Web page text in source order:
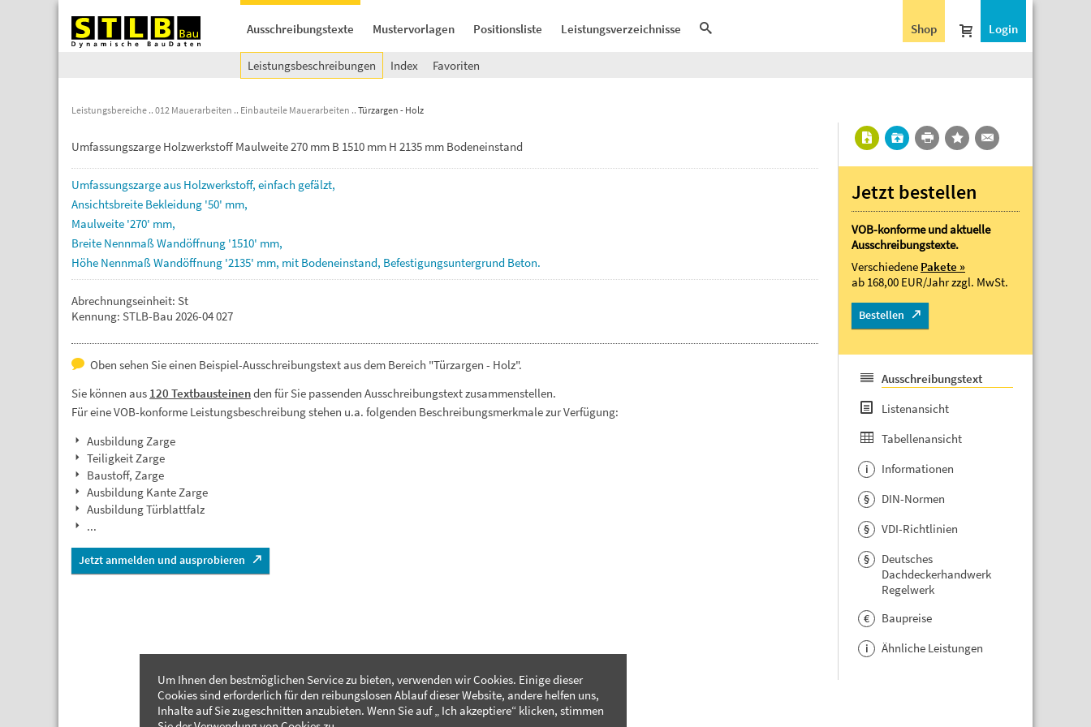
Ausschreibungstexte Mustervorlagen Positionsliste Leistungsverzeichnisse Login
Shop
Leistungsbeschreibungen Index Favoriten
Leistungsbereiche 012 Mauerarbeiten Einbauteile Mauerarbeiten Türzargen - Holz
Umfassungszarge Holzwerkstoff Maulweite 270 mm B 1510 mm H 2135 mm Bodeneinstand
Umfassungszargeaus Holzwerkstoff, einfach gefälzt,
Ansichtsbreite Bekleidung '50' mm,
Maulweite '270' mm,
Breite NennmaßWandöffnung '1510' mm,
Höhe NennmaßWandöffnung '2135' mm, mit Bodeneinstand, Befestigungsuntergrund Beton.
Abrechnungseinheit: St
Kennung: STLB-Bau 2026-04 027
Oben sehen Sie einen Beispiel-Ausschreibungstext aus dem Bereich "Türzargen - Holz".
Sie können aus 120 Textbausteinenden für Sie passenden Ausschreibungstext zusammenstellen.
Für eine VOB-konforme Leistungsbeschreibung stehen u.a. folgenden Beschreibungsmerkmale zur Verfügung:
Ausbildung Zarge
Teiligkeit Zarge
Baustoff, Zarge
Ausbildung Kante Zarge
Ausbildung Türblattfalz
...
Jetzt anmelden und ausprobieren
Jetzt bestellen
VOB-konforme und aktuelle
Ausschreibungstexte.
Verschiedene Pakete »
ab 168,00 EUR/Jahrzzgl. MwSt.
Bestellen
Ausschreibungstext
Listenansicht
Tabellenansicht
i Informationen
§ DIN-Normen
§ VDI-Richtlinien
§
Deutsches
Dachdeckerhandwerk
Regelwerk
€ Baupreise
i Ähnliche Leistungen
Um Ihnen den bestmöglichen Service zu bieten, verwenden wir Cookies. Einige dieser
Cookies sind erforderlich für den reibungslosen Ablauf dieser Website, andere helfen uns,
Inhalte auf Sie zugeschnitten anzubieten. Wenn Sie auf „ Ich akzeptiere“ klicken, stimmen